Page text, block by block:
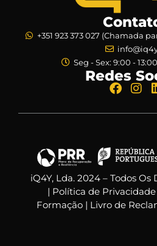
+351 923 373 027 (Chamada
Seg - Sex: 9:00 -
Redes
iQ4Y, Lda. 2024 – Todos Os
| Política de Privacidade
Formação| Livro de